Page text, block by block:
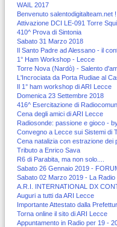
WAIL 2017
Benvenuto salentodigitalteam.net !
Attivazione DCI LE-091 Torre
410^ Prova di Sintonia
Sabato 31 Marzo 2018
Il Santo Padre ad Alessano - il
1° Ham Workshop - Lecce
Torre Nova (Nardò) - Salento
L'Incrociata da Porta Rudiae al
Il 1° ham workshop di ARI Lecce
Domenica 23 Settembre 2018
416^ Esercitazione di
Cena degli amici di ARI Lecce
Radiosonde: passione e gioco -
Convegno a Lecce sui Sistemi di
Cena natalizia con estrazione dei
Tributo a Enrico Sava
R6 di Parabita, ma non solo....
Sabato 26 Gennaio 2019 -
Sabato 02 Marzo 2019 - La Radio
A.R.I. INTERNATIONAL DX
Auguri a tutti da ARI Lecce
Importante Attestato dalla
Torna online il sito di ARI Lecce
Appuntamento in Radio per 19 -